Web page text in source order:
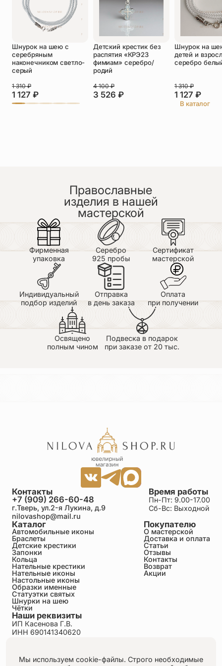
Оставить отзыв
Подтверждаю свое согласие с
политикой конфиденциальностии даю
согласие на обработку персональных
данных
Пока нет отзывов. Будьте первым!
Шнурок на шею с
серебряным
наконечником светло-
серый
1 127 ₽
1 310₽
Детский крестик без
распятия «КРЭ23
фимиам» серебро/
родий
3 526 ₽
4 100₽
Шнурок на
детей и
серебро
1 127 ₽
1 310₽
В каталог
Православные
изделия в нашей
мастерской
Фирменная
упаковка
Серебро
925 пробы
Сертификат
мастерской
Индивидуальный
подбор изделий
Отправка
в день заказа
Оплата
при получении
Освящено
полным чином
Подвеска в подарок
при заказе от 20 тыс.
Каталог
Автомобильные иконы
Браслеты
Детские крестики
Запонки
Кольца
Нательные крестики
Нательные иконы
Настольные иконы
Образки именные
Статуэтки святых
Шнурки на шею
Чётки
Покупателю
О мастерской
Доставка и оплата
Статьи
Отзывы
Контакты
Возврат
Акции
Время работы
Пн-Пт: 9.00-17.00
Сб-Вс: Выходной
Контакты
+7 (909) 266-60-48
г.Тверь, ул.2-я Лукина, д.9
nilovashop@mail.ru
Наши реквизиты
ИП Касенова Г.В.
ИНН 690141340620
Пользовательское соглашение
Мы используем cookie-файлы. Строго необходимые